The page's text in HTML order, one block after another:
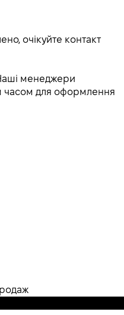
очікуйте контакт
менеджери
часом для оформлення